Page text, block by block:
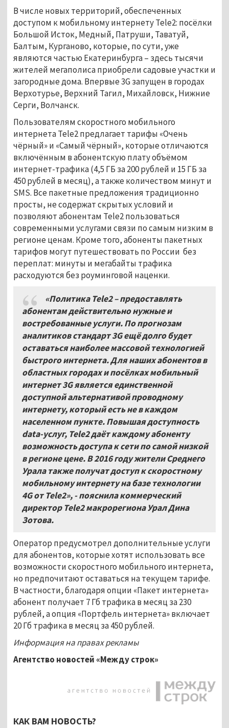
В числе новых территорий, обеспеченных
доступом к мобильному интернету Tele2: посёлки
Большой Исток, Медный, Патруши, Таватуй,
Балтым, Курганово, которые, по сути, уже
являются частью Екатеринбурга – здесь тысячи
жителей мегаполиса приобрели садовые участки и
загородные дома. Впервые 3G запущен в городах
Верхотурье, Верхний Тагил, Михайловск, Нижние
Серги, Волчанск.
Пользователям скоростного мобильного
интернета Tele2 предлагает тарифы «Очень
чёрный» и «Самый чёрный», которые отличаются
включённым в абонентскую плату объёмом
интернет-трафика (4,5 ГБ за 200 рублей и 15 ГБ за
450 рублей в месяц), а также количеством минут и
SMS. Все пакетные предложения традиционно
просты, не содержат скрытых условий и
позволяют абонентам Tele2 пользоваться
современными услугами связи по самым низким в
регионе ценам. Кроме того, абоненты пакетных
тарифов могут путешествовать по России без
переплат: минуты и мегабайты трафика
расходуются без роуминговой наценки.
«Политика Tele2 – предоставлять
абонентам действительно нужные и
востребованные услуги. По прогнозам
аналитиков стандарт 3G ещё долго будет
оставаться наиболее массовой технологией
быстрого интернета. Для наших абонентов в
областных городах и посёлках мобильный
интернет 3G является единственной
доступной альтернативой проводному
интернету, который есть не в каждом
населенном пункте. Повышая доступность
data-услуг, Tele2 даёт каждому абоненту
возможность доступа к сети по самой низкой
в регионе цене. В 2016 году жители Среднего
Урала также получат доступ к скоростному
мобильному интернету на базе технологии
4G от Tele2», - пояснила коммерческий
директор Tele2 макрорегиона Урал Дина
Зотова.
Оператор предусмотрел дополнительные услуги
для абонентов, которые хотят использовать все
возможности скоростного мобильного интернета,
но предпочитают оставаться на текущем тарифе.
В частности, благодаря опции «Пакет интернета»
абонент получает 7 Гб трафика в месяц за 230
рублей, а опция «Портфель интернета» включает
20 Гб трафика в месяц за 450 рублей.
Информация на правах рекламы
Агентство новостей «Между строк»
КАК ВАМ НОВОСТЬ?